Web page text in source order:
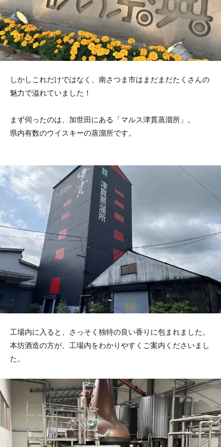
しかしこれだけではなく、南さつま市はまだまだたくさんの
魅力で溢れていました！
まず伺ったのは、加世田にある「マルス津貫蒸溜所」。
県内有数のウイスキーの蒸溜所です。
工場内に入ると、さっそく独特の良い香りに包まれました。
本坊酒造の方が、工場内をわかりやすくご案内くださいまし
た。